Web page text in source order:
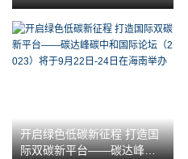
么？
开启绿色低碳新征程 打造国
际双碳新平台——碳达峰碳